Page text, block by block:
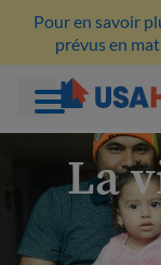
Aller
contenu
Pour en savoir
prévus en
La